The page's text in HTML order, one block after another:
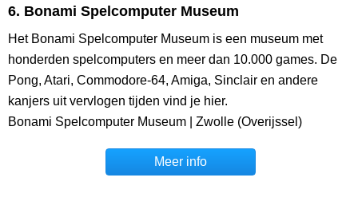
6. Bonami Spelcomputer Museum
Het Bonami Spelcomputer Museum is een museum met
honderden spelcomputers en meer dan 10.000 games. De
Pong, Atari, Commodore-64, Amiga, Sinclair en andere
kanjers uit vervlogen tijden vind je hier.
Bonami Spelcomputer Museum | Zwolle (Overijssel)
Meer info